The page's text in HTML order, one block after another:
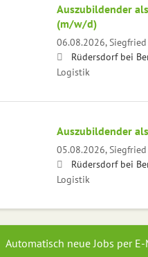
Auszubildender
(m/w/d)
06.08.2026,
Rüdersdorf bei
Logistik
Auszubildender
05.08.2026,
Rüdersdorf bei
Logistik
Automatisch neue Jobs per